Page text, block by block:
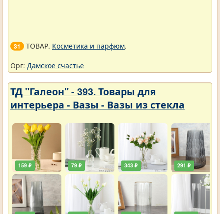
31 ТОВАР. Косметика и парфюм.
Орг: Дамское счастье
ТД "Галеон" - 393. Товары для
интерьера - Вазы - Вазы из стекла
159 ₽ 79 ₽ 343 ₽ 291 ₽